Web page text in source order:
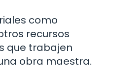
como
recursos
que trabajen
obra maestra.